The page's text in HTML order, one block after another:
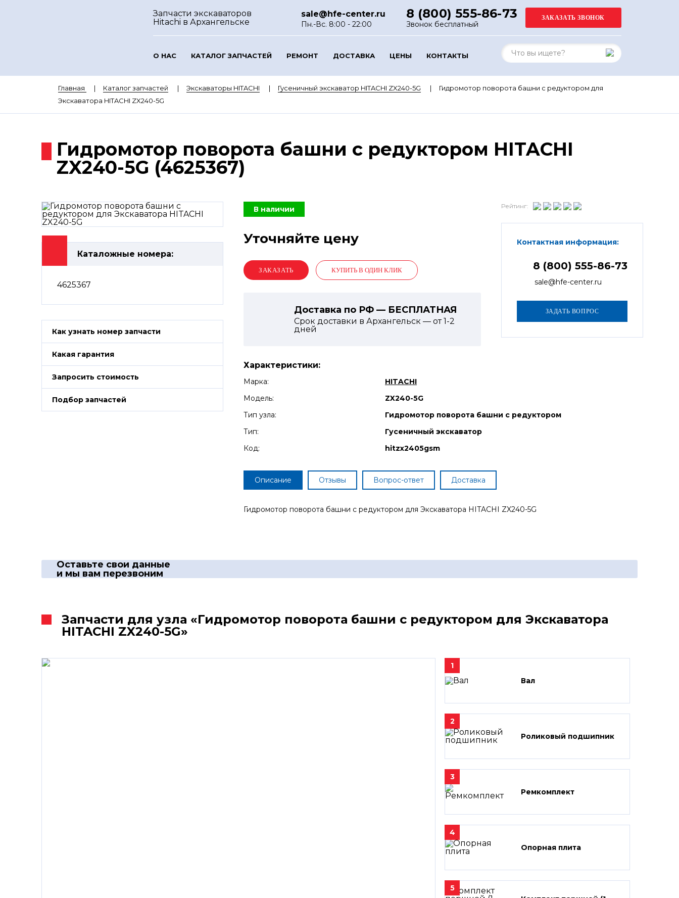
Запчасти экскаваторов
Hitachi в Архангельске
sale@hfe-center.ru
Пн.-Вс. 8:00 - 22:00
8 (800) 555-86-73
Звонок бесплатный
О НАС КАТАЛОГ ЗАПЧАСТЕЙ РЕМОНТ ДОСТАВКА ЦЕНЫ КОНТАКТЫ
Главная Каталог запчастей Экскаваторы HITACHI Гусеничный экскаватор HITACHI ZX240-5G
Гидромотор поворота башни с редуктором для
Экскаватора HITACHI ZX240-5G
Гидромотор поворота башни с редуктором HITACHI
ZX240-5G (4625367)
Каталожные номера:
4625367
Как узнать номер запчасти
Какая гарантия
Запросить стоимость
Подбор запчастей
В наличии
Уточняйте цену
КУПИТЬ В ОДИН КЛИК
Доставка по РФ — БЕСПЛАТНАЯ
Срок доставки в Архангельск — от1-2
дней
Рейтинг:
Контактная информация:
8 (800) 555-86-73
sale@hfe-center.ru
Характеристики:
Марка:
HITACHI
Модель:
ZX240-5G
Тип узла:
Гидромотор поворота башни с редуктором
Тип:
Гусеничный экскаватор
Код:
hitzx2405gsm
Описание Отзывы Вопрос-ответ Доставка
Гидромотор поворота башни с редуктором для Экскаватора HITACHI ZX240-5G
Оставьте свои данные
и мы вам перезвоним
Запчасти для узла «Гидромотор поворота башни с редуктором для Экскаватора
HITACHI ZX240-5G»
1
Вал
2
Роликовый подшипник
3
Ремкомплект
4
Опорная плита
5